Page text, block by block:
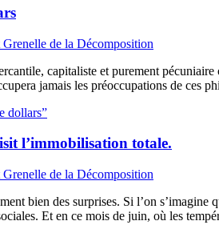
de la Décomposition
capitaliste et purement pécuniaire
jamais les préoccupations de
dollars”
l’immobilisation totale.
de la Décomposition
bien des surprises. Si l’on
Et en ce mois de juin, où les